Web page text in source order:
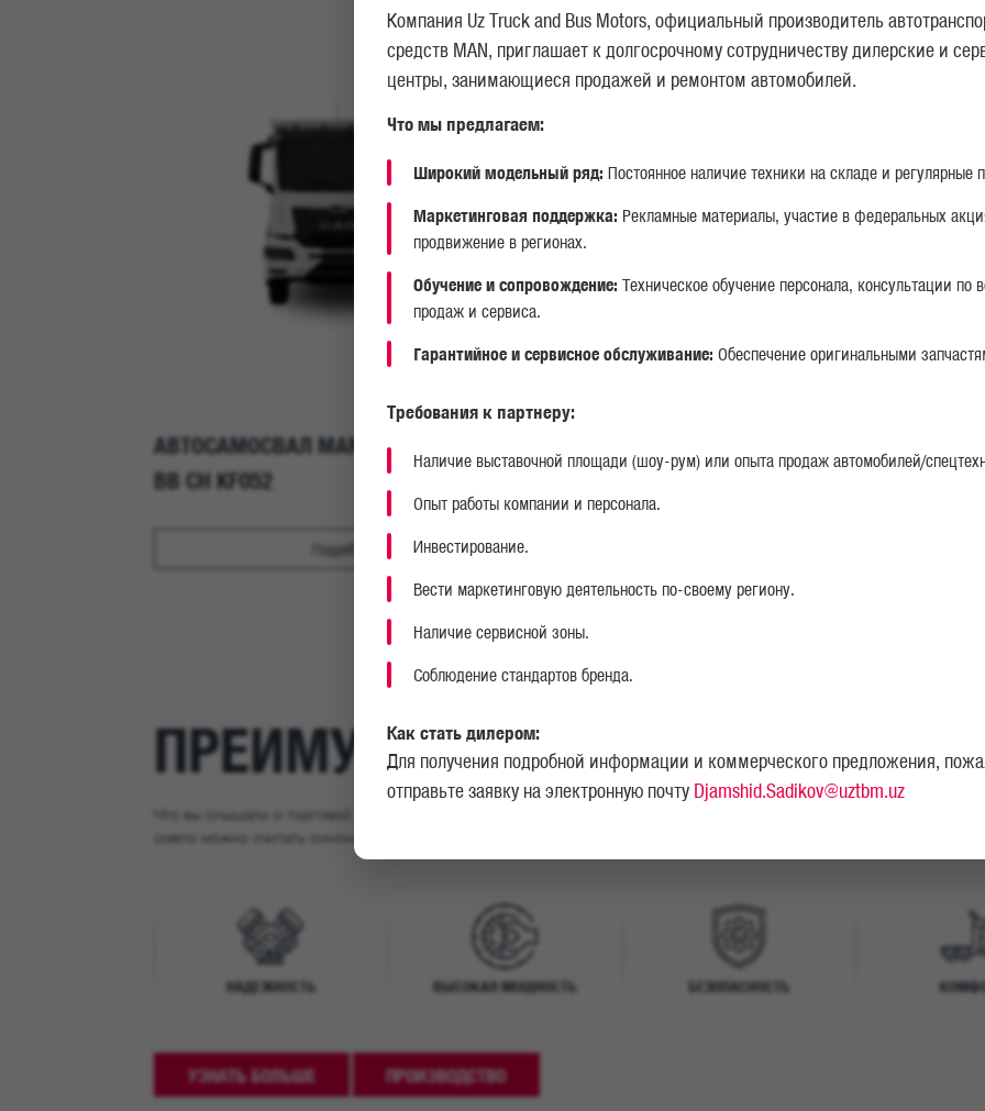
АВТОСАМОСВАЛ MAN TGS 33.400 6X4
BB CH KF052
Подробнее
АВТОСАМОСВАЛ MAN TGS 40.400 6X4
BB CH KF062
BB
ПРЕИМУЩЕСТВА MAN
Что вы слышали о торговой марке MAN? На протяжении многих лет этот производитель грузовых авто занимает
смело можно считать синонимом качества хотя бы потому, что за весь период существования они получили десятки
НАДЕЖНОСТЬ ВЫСОКАЯ МОЩНОСТЬ БЕЗОПАСНОСТЬ
УЗНАТЬ БОЛЬШЕ ПРОИЗВОДСТВО
Компания Uz Truck and Bus Motors, официальный производитель
средств MAN, приглашает к долгосрочному сотрудничеству дилерские и
центры, занимающиеся продажей и ремонтом автомобилей.
Что мы предлагаем:
Широкий модельный ряд: Постоянное наличие техники на складе и регулярные
Маркетинговая поддержка: Рекламные материалы, участие в федеральных
продвижение в регионах.
Обучение и сопровождение: Техническое обучение персонала, консультации по
продаж и сервиса.
Гарантийное и сервисное обслуживание: Обеспечение оригинальными
Требования к партнеру:
Наличие выставочной площади (шоу-рум) или опыта продаж автомобилей/
Опыт работы компании и персонала.
Инвестирование.
Вести маркетинговую деятельность по-своему региону.
Наличие сервисной зоны.
Соблюдение стандартов бренда.
Как стать дилером:
Для получения подробной информации и коммерческого предложения,
отправьте заявку на электронную почту Djamshid.Sadikov@uztbm.uz